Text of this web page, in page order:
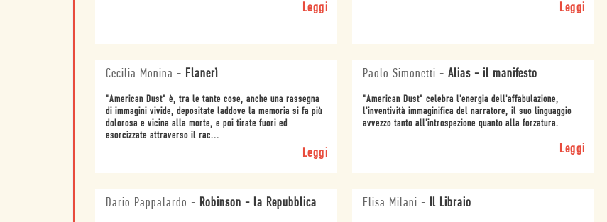
Leggi Leggi
Cecilia Monina - Flanerì
"American Dust" è, tra le tante cose, anche una rassegna
di immagini vivide, depositate laddove la memoria si fa più
dolorosa e vicina alla morte, e poi tirate fuori ed
esorcizzate attraverso il rac...
Leggi
Paolo Simonetti -Alias - il manifesto
"American Dust" celebra l'energia dell'affabulazione,
l'inventività immaginifica del narratore, il suo linguaggio
avvezzo tanto all'introspezione quanto alla forzatura.
Leggi
Dario Pappalardo - Robinson - la Repubblica Elisa Milani - Il Libraio